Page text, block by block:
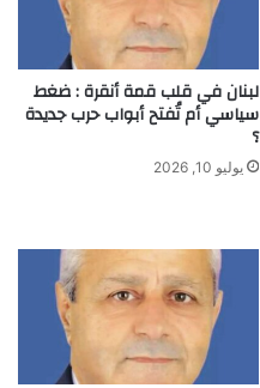
لبنان في قلب قمة أنقرة : ضغط
سياسي أم تُفتح أبواب حرب جديدة
؟
يوليو 10, 2026